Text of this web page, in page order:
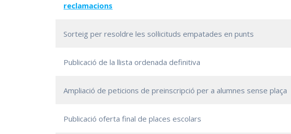
reclamacions
Sorteig per resoldre les sol·licituds empatades en punts
Publicació de la llista ordenada definitiva
Ampliació de peticions de preinscripció per a alumnes sense plaça
Publicació oferta final de places escolars